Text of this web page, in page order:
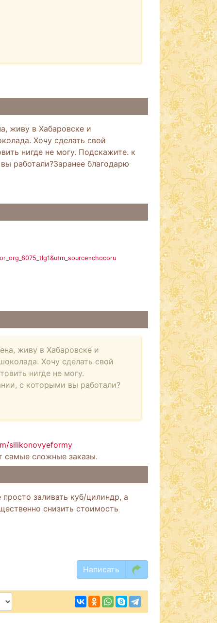
живу в Хабаровске и
Хочу сделать свой
нигде не могу. Подскажите. к
работали?Заранее благодарю
живу в Хабаровске и
Хочу сделать свой
нигде не могу.
с которыми вы работали?
silikonovyeformy
самые сложные заказы.
заливать куб/цилиндр, а
снизить стоимость
Написать